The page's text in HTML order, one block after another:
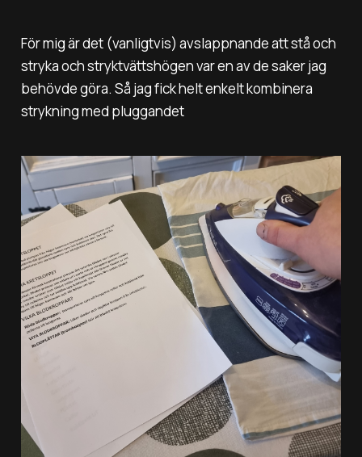
För mig är det (vanligtvis) avslappnande att stå och
stryka och stryktvättshögen var en av de saker jag
behövde göra. Så jag fick helt enkelt kombinera
strykning med pluggandet